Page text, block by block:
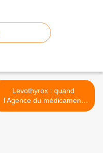
Levothyrox : quand
l’Agence du médicament
se... >